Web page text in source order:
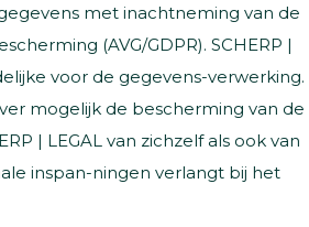
met inachtneming van de
(AVG/GDPR). SCHERP |
voor de gegevens-verwerking.
mogelijk de bescherming van de
| LEGAL van zichzelf als ook van
inspan-ningen verlangt bij het